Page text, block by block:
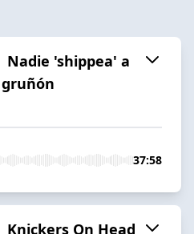
Nadie 'shippea' a
37:58
Knickers On Head